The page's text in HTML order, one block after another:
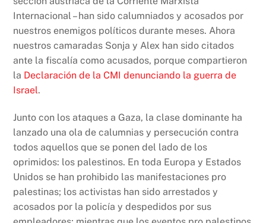
Internacional – han sido calumniados y acosados ​​por
nuestros enemigos políticos durante meses. Ahora
nuestros camaradas Sonja y Alex han sido citados
ante la fiscalía como acusados, porque compartieron
la Declaración de la CMI denunciando la guerra de
Israel.
Junto con los ataques a Gaza, la clase dominante ha
lanzado una ola de calumnias y persecución contra
todos aquellos que se ponen del lado de los
oprimidos: los palestinos. En toda Europa y Estados
Unidos se han prohibido las manifestaciones pro
palestinas; los activistas han sido arrestados y
acosados ​​por la policía y despedidos por sus